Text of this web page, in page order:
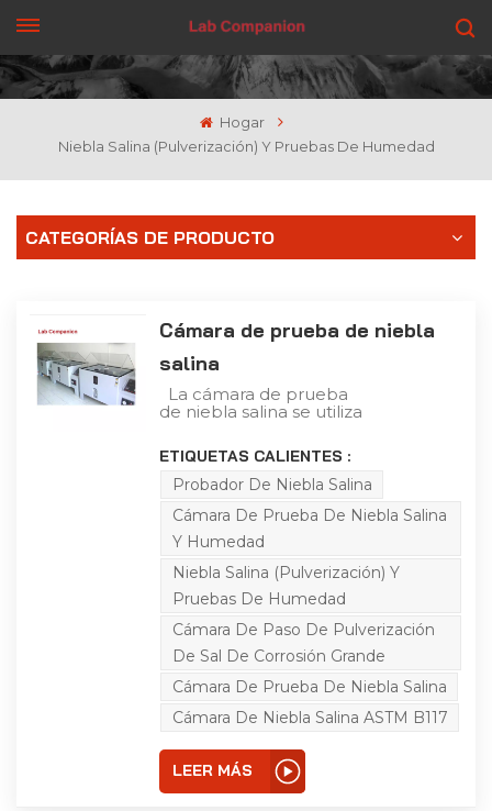
CONSIGUE UNA COTIZACIÓN
Hogar
Niebla Salina (pulverización) Y Pruebas De Humedad
CATEGORÍAS DE PRODUCTO
Cámara de prueba de niebla
salina
La cámara de prueba
de niebla salina se utiliza
niebla salina corrosiva en
las capas protectoras de
componentes, piezas,
y electrónicos, así como
materiales metálicos y
productos industriales.
Su propósito es evaluar y
determinar las
capacidades de
resistencia a la corrosión
de estos materiales y sus
recubrimientos. Estas
pruebas son cruciales en
diversas industrias para
garantizar la longevidad y
confiabilidad de los
productos en desarrollo
o fabricación,
eespecialmente aquellos
expuestos a condiciones
ETIQUETAS CALIENTES :
Probador De Niebla Salina
Cámara De Prueba De Niebla Salina
Y Humedad
Niebla Salina (pulverización) Y
Pruebas De Humedad
Cámara De Paso De Pulverización
De Sal De Corrosión Grande
Cámara De Prueba De Niebla Salina
Cámara De Niebla Salina ASTM B117
LEER MÁS